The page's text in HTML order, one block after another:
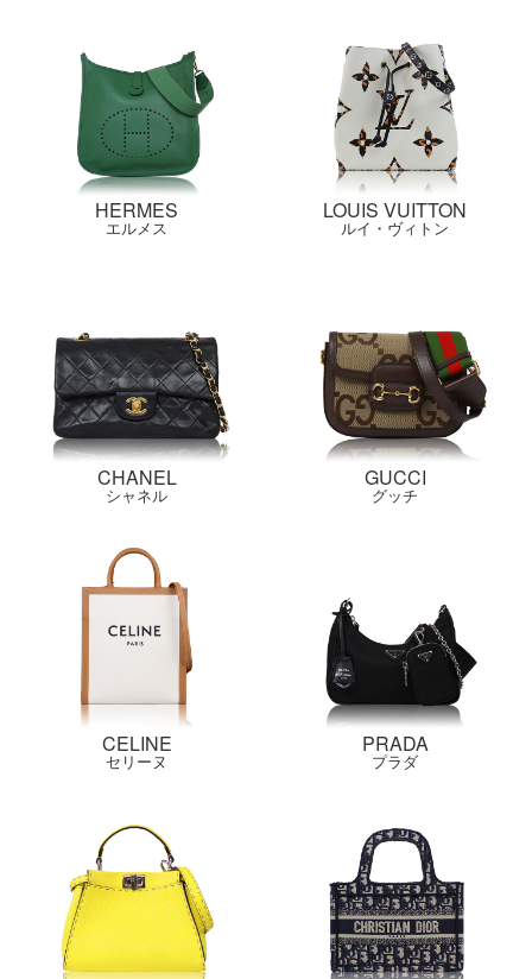
HERMES
エルメス
LOUIS VUITTON
ルイ・ヴィトン
CHANEL
シャネル
GUCCI
グッチ
CELINE
セリーヌ
PRADA
プラダ